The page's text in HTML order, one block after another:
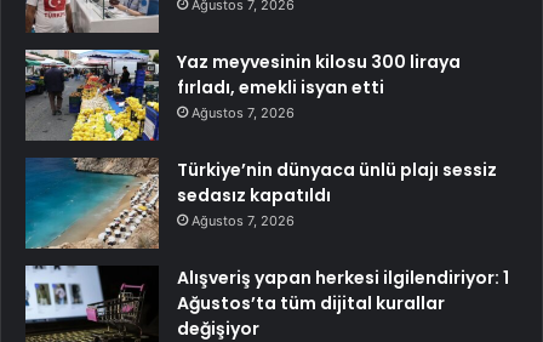
Ağustos 7, 2026
Yaz meyvesinin kilosu 300 liraya
fırladı, emekli isyan etti
Ağustos 7, 2026
Türkiye’nin dünyaca ünlü plajı sessiz
sedasız kapatıldı
Ağustos 7, 2026
Alışveriş yapan herkesi ilgilendiriyor: 1
Ağustos’ta tüm dijital kurallar
değişiyor